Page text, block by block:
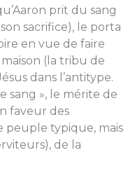
prit du sang
sacrifice), le porta
en vue de faire
(la tribu de
dans l’antitype.
sang », le mérite de
faveur des
peuple typique, mais
de la